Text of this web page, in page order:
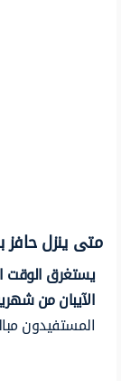
متى ينزل حافز
يستغرق الوقت
الآيبان من
المستفيدون